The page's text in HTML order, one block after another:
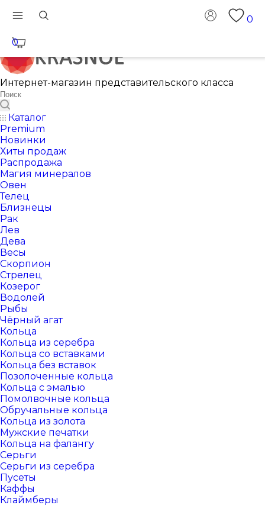
0
0
Интернет-магазин представительского класса
Каталог
Premium
Новинки
Хиты продаж
Распродажа
Магия минералов
Овен
Телец
Близнецы
Рак
Лев
Дева
Весы
Скорпион
Стрелец
Козерог
Водолей
Рыбы
Чёрный агат
Кольца
Кольца из серебра
Кольца со вставками
Кольца без вставок
Позолоченные кольца
Кольца с эмалью
Помолвочные кольца
Обручальные кольца
Кольца из золота
Мужские печатки
Кольца на фалангу
Серьги
Серьги из серебра
Пусеты
Каффы
Клаймберы